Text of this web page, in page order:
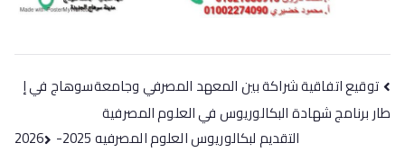
توقيع اتفاقية شراكة بين المعهد المصرفي وجامعةسوهاج في إ
طار برنامج شهادة البكالوريوس في العلوم المصرفية
التقديم لبكالوريوس العلوم المصرفيه 2025-2026